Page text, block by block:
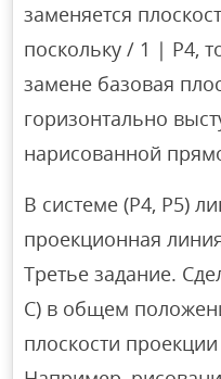
заменяется
поскольку / 1 | P4,
замене базовая
горизонтально
нарисованной
В системе (P4, P5)
проекционная
Третье задание.
C) в общем
плоскости